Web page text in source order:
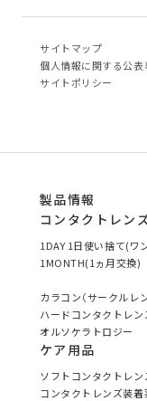
サイトマップ
個⼈情報に関する公表
サイトポリシー
製品情報
コンタクトレン
1DAY 1日使い捨て(ワ
1MONTH(1ヵ月交換)
カラコン（サークルレ
ハードコンタクトレン
オルソケラトロジー
ケア用品
ソフトコンタクトレン
コンタクトレンズ装着